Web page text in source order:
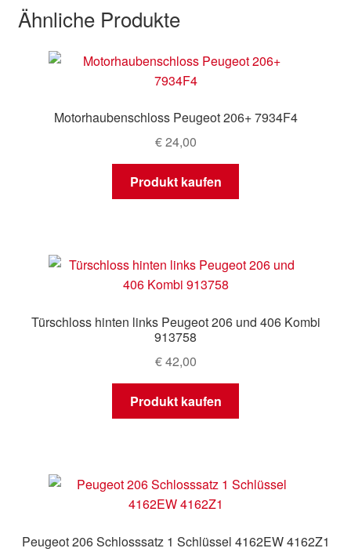
Ähnliche Produkte
Motorhaubenschloss Peugeot 206+ 7934F4
€24,00
Produkt kaufen
Türschloss hinten links Peugeot 206 und 406 Kombi
913758
€42,00
Produkt kaufen
Peugeot 206 Schlosssatz 1 Schlüssel 4162EW 4162Z1